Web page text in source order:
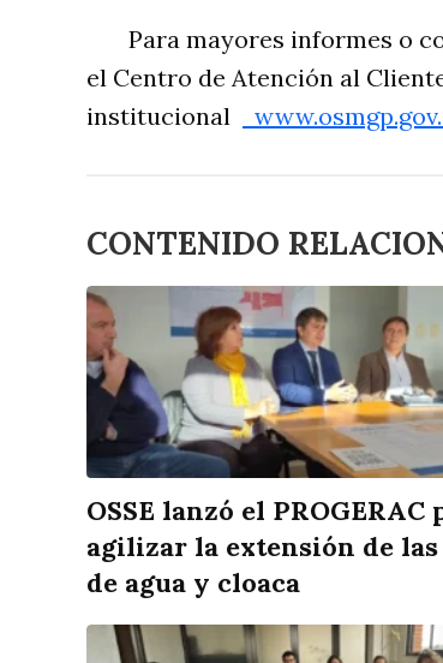
Para mayores informes o
el Centro de Atención al
institucional
CONTENIDO
OSSE lanzó el PROGERAC
agilizar la extensión de las
de agua y cloaca